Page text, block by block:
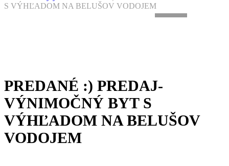
S VÝHĽADOM NA BELUŠOV VODOJEM
+15
PREDANÉ :) PREDAJ-
VÝNIMOČNÝ BYT S
VÝHĽADOM NA BELUŠOV
VODOJEM